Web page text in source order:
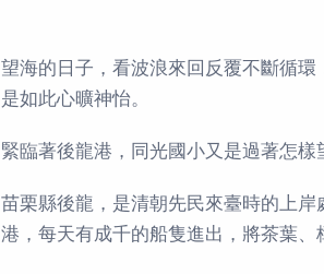
望海的日子，看波浪來回反覆不斷循
是如此心曠神怡。
緊臨著後龍港，同光國小又是過著怎樣
苗栗縣後龍，是清朝先民來臺時的上
港，每天有成千的船隻進出，將茶葉、